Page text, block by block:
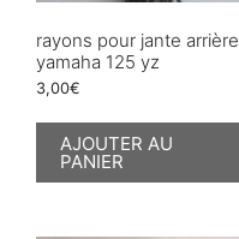
rayons pour jante arrière
yamaha 125 yz
3,00€
AJOUTER AU
PANIER